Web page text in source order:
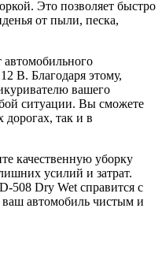
Это позволяет быстро
от пыли, песка,
В. Благодаря этому,
вашего
ситуации. Вы сможете
дорогах, так и в
качественную уборку
усилий и затрат.
508 Dry Wet справится с
автомобиль чистым и